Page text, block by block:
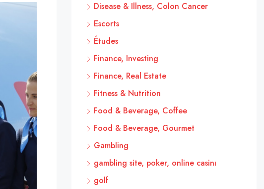
Disease & Illness, Colon Cancer
Escorts
Études
Finance, Investing
Finance, Real Estate
Fitness & Nutrition
Food & Beverage, Coffee
Food & Beverage, Gourmet
Gambling
gambling site, poker, online casinı
golf